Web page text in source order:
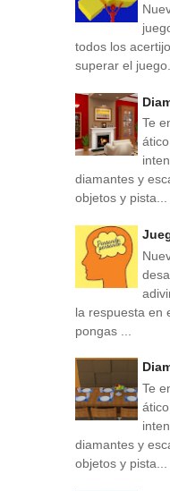
todos los
superar el
Te
diamantes y
objetos y pista...
la respuesta en
pongas ...
Te
diamantes y
objetos y pista...